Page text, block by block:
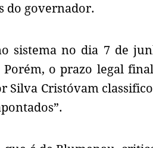
do governador.
sistema no dia 7 de
o prazo legal
Silva Cristóvam